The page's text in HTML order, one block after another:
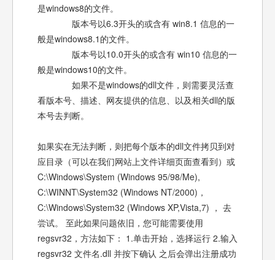
是windows8的文件。
版本号以6.3开头的或含有 win8.1 信息的一
般是windows8.1的文件。
版本号以10.0开头的或含有 win10 信息的一
般是windows10的文件。
如果不是windows的dll文件，则需要灵活查
看版本号、描述、网友提供的信息、以及相关dll的版
本号去判断。
如果实在无法判断，则把每个版本的dll文件拷贝到对
应目录（可以在我们网站上文件详细页面查看到）或
C:\Windows\System (Windows 95/98/Me),
C:\WINNT\System32 (Windows NT/2000)，
C:\Windows\System32 (Windows XP,Vista,7) ， 去
尝试。 至此如果问题依旧，您可能需要使用
regsvr32，方法如下： 1.单击开始，选择运行 2.输入
regsvr32 文件名.dll 并按下确认 之后会弹出注册成功